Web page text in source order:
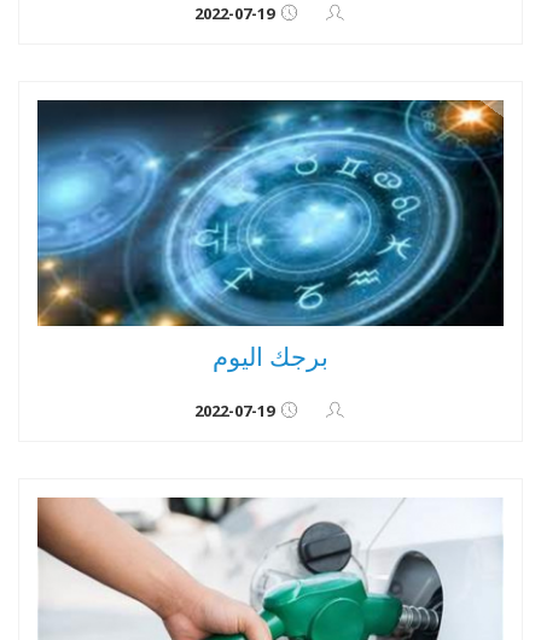
2022-07-19
برجك اليوم
2022-07-19